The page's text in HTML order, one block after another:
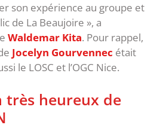
son expérience au groupe et
de La Beaujoire », a
Waldemar Kita. Pour rappel,
Jocelyn Gourvennec était
le LOSC et l’OGC Nice.
très heureux de